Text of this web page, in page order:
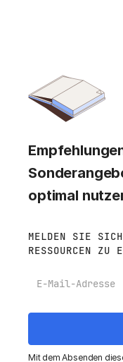
optimal
MELDEN SIE
RESSOURCEN ZU
Mit dem Absenden